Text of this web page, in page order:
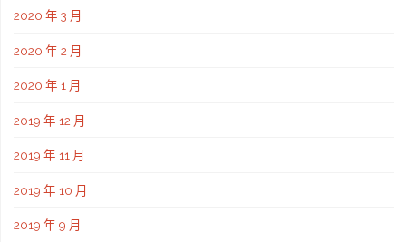
2020 年 3 月
2020 年 2 月
2020 年 1 月
2019 年 12 月
2019 年 11 月
2019 年 10 月
2019 年 9 月